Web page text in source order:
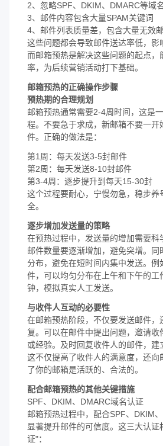
2、忽略SPF、DKIM、DMARC等域
3、邮件内容包含大量SPAM关键词
4、邮件列表质量差，包含大量无效
这些问题都会导致邮件送达率低，影
而邮箱预热是解决这些问题的起点，
率，为后续营销活动打下基础。
邮箱预热的正确操作步骤
预热期的合理规划
邮箱预热通常需要2-4周时间，这是
程。不要急于求成，新邮箱不要一开
件。正确的做法是：
第1周：每天发送3-5封邮件
第2周：每天发送8-10封邮件
第3-4周：逐步提升到每天15-30封
这个过程要耐心，宁慢勿急，稳步养
全。
逐步增加发送量的策略
在预热过程中，发送量的增加需要科
邮件数量要逐渐增加，避免突增。同
分布，避免在短时间内集中发送。例
件，可以均匀分布在上午和下午的工
钟，模拟真实人工发送。
与收件人互动的必要性
在邮箱预热阶段，不仅要发送邮件，
复。可以在邮件中提出问题，邀请收
或经验。及时回复收件人的邮件，建
这不仅提高了收件人的满意度，还向
了你的邮箱是活跃的、合法的。
配合邮箱预热的其他关键措施
SPF、DKIM、DMARC域名认证
邮箱预热过程中，配合SPF、DKIM
显著提升邮件的可信度。这三大认证
证"：